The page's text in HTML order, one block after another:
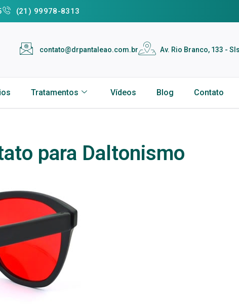
(21) 99978-8313
contato@drpantaleao.com.br Av. Rio Branco, 133 -
Tratamentos Vídeos Blog Contato
para Daltonismo